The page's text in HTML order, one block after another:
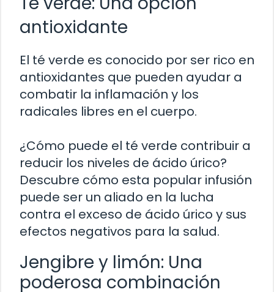
antioxidante
El té verde es conocido por ser rico en
antioxidantes que pueden ayudar a
combatir la inflamación y los
radicales libres en el cuerpo.
¿Cómo puede el té verde contribuir a
reducir los niveles de ácido úrico?
Descubre cómo esta popular infusión
puede ser un aliado en la lucha
contra el exceso de ácido úrico y sus
efectos negativos para la salud.
Jengibre y limón: Una
poderosa combinación